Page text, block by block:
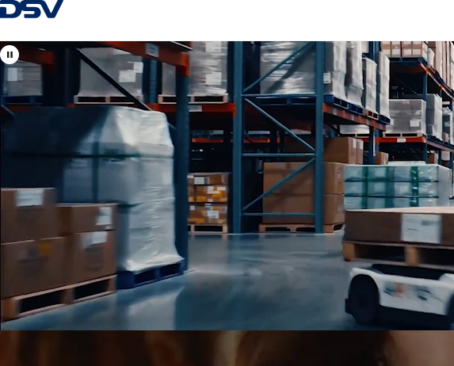
Zpět na Homepage
Česká republika
Vaši místní i mezinárodní odborníci na leteckou, námořní, silniční a železniční
dopravu a celní odbavení.